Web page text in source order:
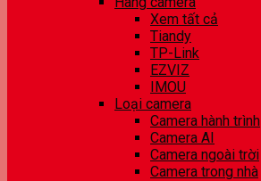
Xem tất cả
Tiandy
TP-Link
EZVIZ
IMOU
Loại camera
Camera hành trình
Camera AI
Camera ngoài trời
Camera trong nhà